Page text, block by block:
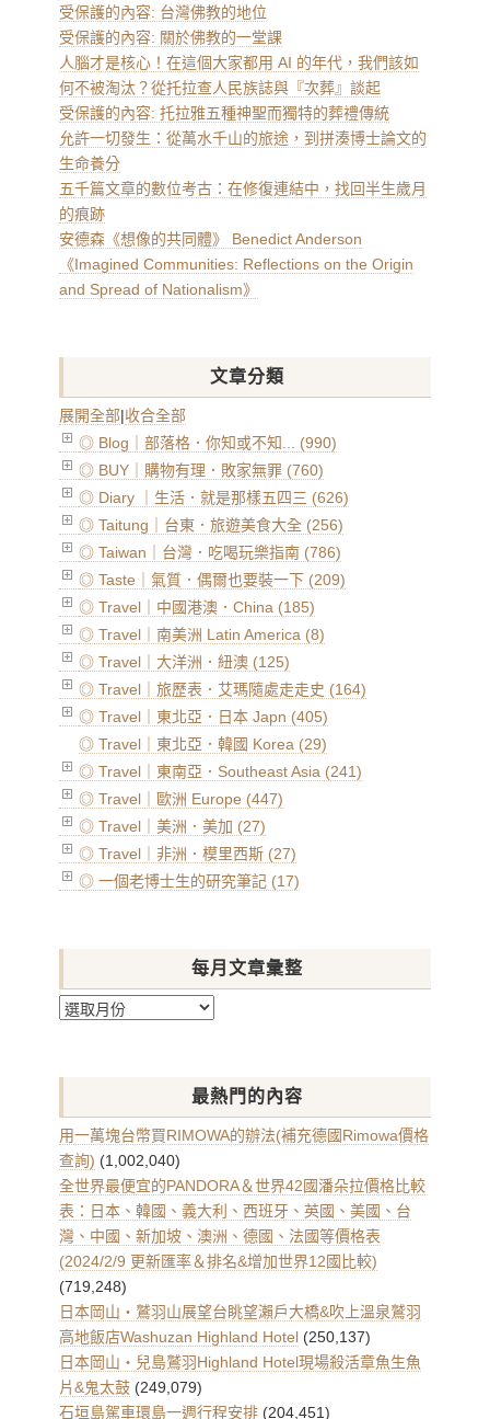
受保護的內容: 台灣佛教的地位
受保護的內容: 關於佛教的一堂課
人腦才是核心！在這個大家都用 AI 的年代，我們該如
何不被淘汰？從托拉查人民族誌與『次葬』談起
受保護的內容: 托拉雅五種神聖而獨特的葬禮傳統
允許一切發生：從萬水千山的旅途，到拼湊博士論文的
生命養分
五千篇文章的數位考古：在修復連結中，找回半生歲月
的痕跡
安德森《想像的共同體》 Benedict Anderson
《Imagined Communities: Reflections on the Origin
and Spread of Nationalism》
文章分類
展開全部|收合全部
◎ Blog｜部落格．你知或不知... (990)
◎ BUY｜購物有理．敗家無罪 (760)
◎ Diary ｜生活．就是那樣五四三 (626)
◎ Taitung｜台東．旅遊美食大全 (256)
◎ Taiwan｜台灣．吃喝玩樂指南 (786)
◎ Taste｜氣質．偶爾也要裝一下 (209)
◎ Travel｜中國港澳．China (185)
◎ Travel｜南美洲 Latin America (8)
◎ Travel｜大洋洲．紐澳 (125)
◎ Travel｜旅歷表．艾瑪隨處走走史 (164)
◎ Travel｜東北亞．日本 Japn (405)
◎ Travel｜東北亞．韓國 Korea (29)
◎ Travel｜東南亞．Southeast Asia (241)
◎ Travel｜歐洲 Europe (447)
◎ Travel｜美洲．美加 (27)
◎ Travel｜非洲．模里西斯 (27)
◎ 一個老博士生的研究筆記 (17)
每月文章彙整
每
章
整
最熱門的內容
用一萬塊台幣買RIMOWA的辦法(補充德國Rimowa價格
查詢) (1,002,040)
全世界最便宜的PANDORA＆世界42國潘朵拉價格比較
表：日本、韓國、義大利、西班牙、英國、美國、台
灣、中國、新加坡、澳洲、德國、法國等價格表
(2024/2/9 更新匯率＆排名&增加世界12國比較)
(719,248)
日本岡山・鷲羽山展望台眺望瀨戶大橋&吹上溫泉鷲羽
高地飯店Washuzan Highland Hotel (250,137)
日本岡山・兒島鷲羽Highland Hotel現場殺活章魚生魚
片&鬼太鼓 (249,079)
石垣島駕車環島一週行程安排 (204,451)